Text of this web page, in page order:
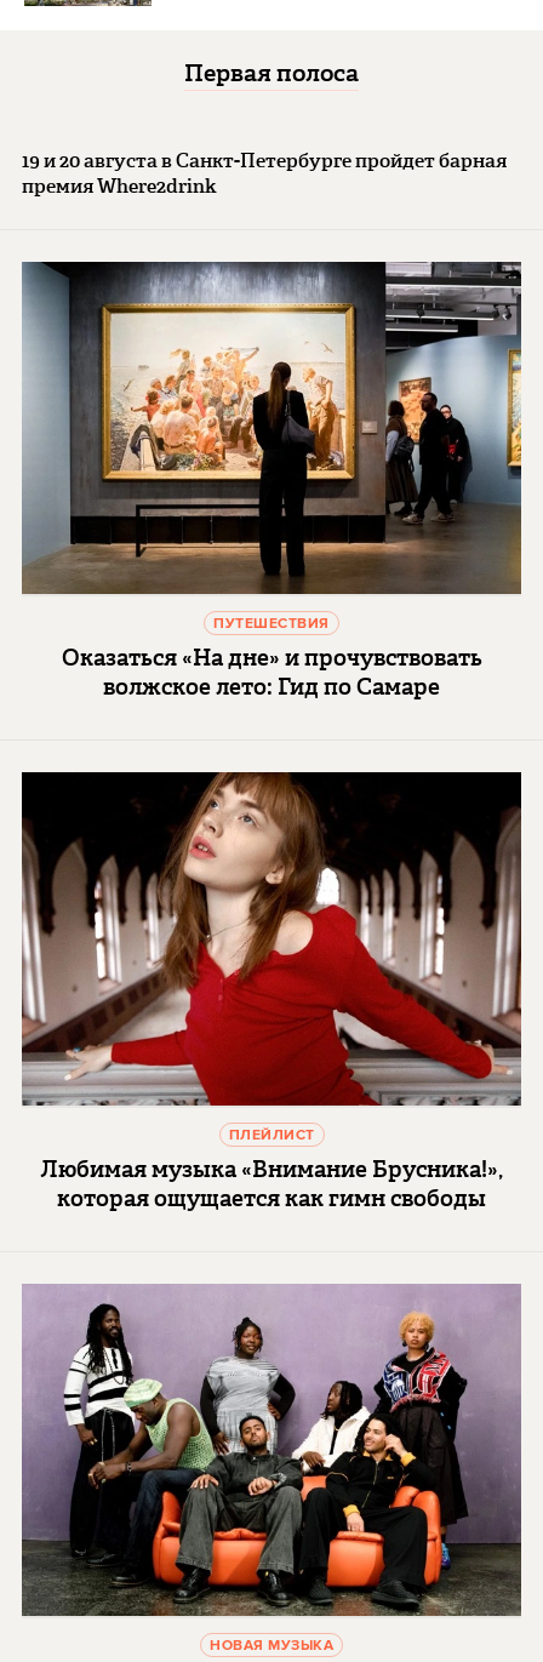
Первая полоса
19 и 20 августа в Санкт-Петербурге пройдет барная
премия Where2drink
ПУТЕШЕСТВИЯ
Оказаться «На дне» и прочувствовать
волжское лето: Гид по Самаре
ПЛЕЙЛИСТ
Любимая музыка «Внимание Брусника!»,
которая ощущается как гимн свободы
НОВАЯ МУЗЫКА